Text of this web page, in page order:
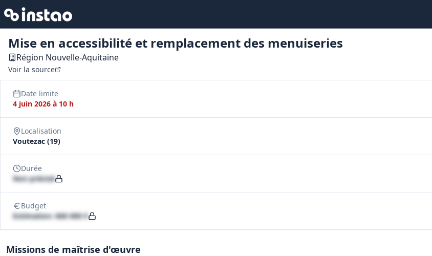
Mise en accessibilité et remplacement des menuiseries
Région Nouvelle-Aquitaine
Voir la source
Date limite
4 juin 2026 à 10 h
Localisation
Voutezac (19)
Durée
Non précisé
Budget
Estimation: 660 000 €
Missions de maîtrise d'œuvre